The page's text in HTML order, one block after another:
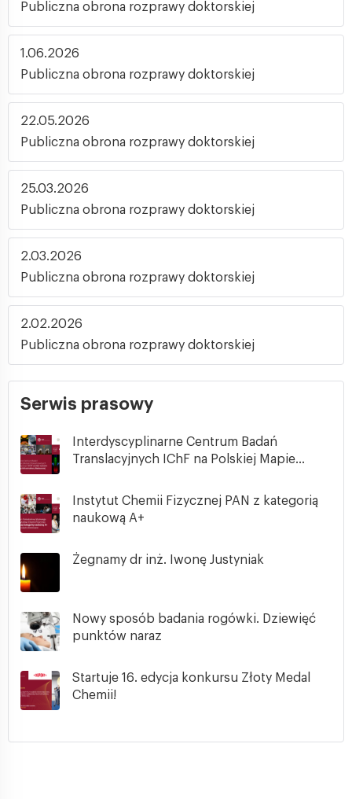
Publiczna obrona rozprawy doktorskiej
1.06.2026
Publiczna obrona rozprawy doktorskiej
22.05.2026
Publiczna obrona rozprawy doktorskiej
25.03.2026
Publiczna obrona rozprawy doktorskiej
2.03.2026
Publiczna obrona rozprawy doktorskiej
2.02.2026
Publiczna obrona rozprawy doktorskiej
Serwis prasowy
Interdyscyplinarne Centrum Badań
Translacyjnych IChF na Polskiej Mapie...
Instytut Chemii Fizycznej PAN z kategorią
naukową A+
Żegnamy dr inż. Iwonę Justyniak
Nowy sposób badania rogówki. Dziewięć
punktów naraz
Startuje 16. edycja konkursu Złoty Medal
Chemii!